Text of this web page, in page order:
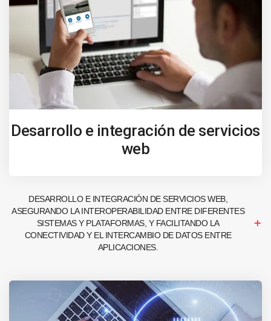
Desarrollo e integración de servicios
web
DESARROLLO E INTEGRACIÓN DE SERVICIOS WEB,
ASEGURANDO LA INTEROPERABILIDAD ENTRE DIFERENTES
SISTEMAS Y PLATAFORMAS, Y FACILITANDO LA
CONECTIVIDAD Y EL INTERCAMBIO DE DATOS ENTRE
APLICACIONES.